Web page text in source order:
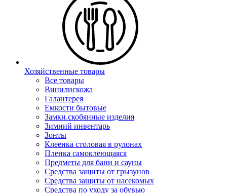
Хозяйственные товары
Все товары
Винилискожа
Галантерея
Емкости бытовые
Замки.скобянные изделия
Зимний инвентарь
Зонты
Клеенка столовая в рулонах
Пленка самоклеющаяся
Предметы для бани и сауны
Средства защиты от грызунов
Средства защиты от насекомых
Средства по уходу за обувью